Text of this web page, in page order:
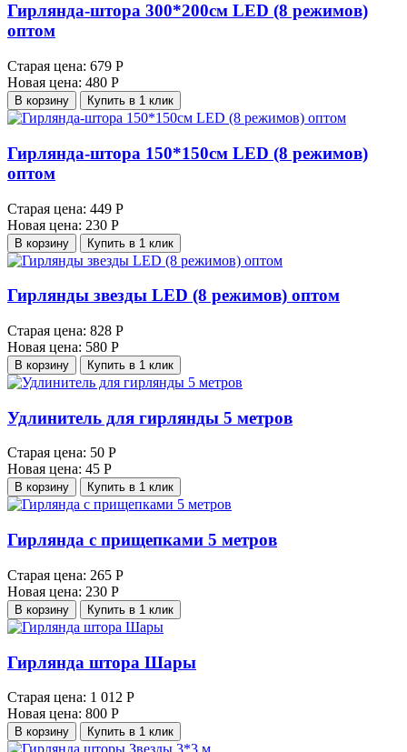
Гирлянда-штора 300*200см LED (8 режимов)
оптом
Старая цена: 679 Р
Новая цена: 480 Р
В корзину Купить в 1 клик
Гирлянда-штора 150*150см LED (8 режимов)
оптом
Старая цена: 449 Р
Новая цена: 230 Р
В корзину Купить в 1 клик
Гирлянды звезды LED (8 режимов) оптом
Старая цена: 828 Р
Новая цена: 580 Р
В корзину Купить в 1 клик
Удлинитель для гирлянды 5 метров
Старая цена: 50 Р
Новая цена: 45 Р
В корзину Купить в 1 клик
Гирлянда с прищепками 5 метров
Старая цена: 265 Р
Новая цена: 230 Р
В корзину Купить в 1 клик
Гирлянда штора Шары
Старая цена: 1 012 Р
Новая цена: 800 Р
В корзину Купить в 1 клик